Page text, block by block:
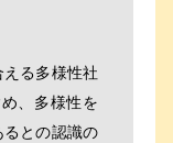
る多様性社
、多様性を
との認識の